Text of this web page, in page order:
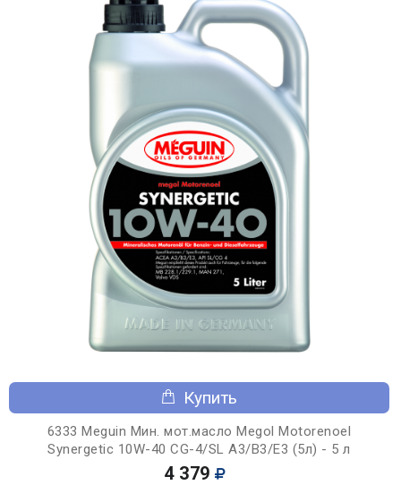
Купить
6333 Meguin Мин. мот.масло Megol Motorenoel
Synergetic 10W-40 CG-4/SL A3/B3/E3 (5л) - 5 л
4 379